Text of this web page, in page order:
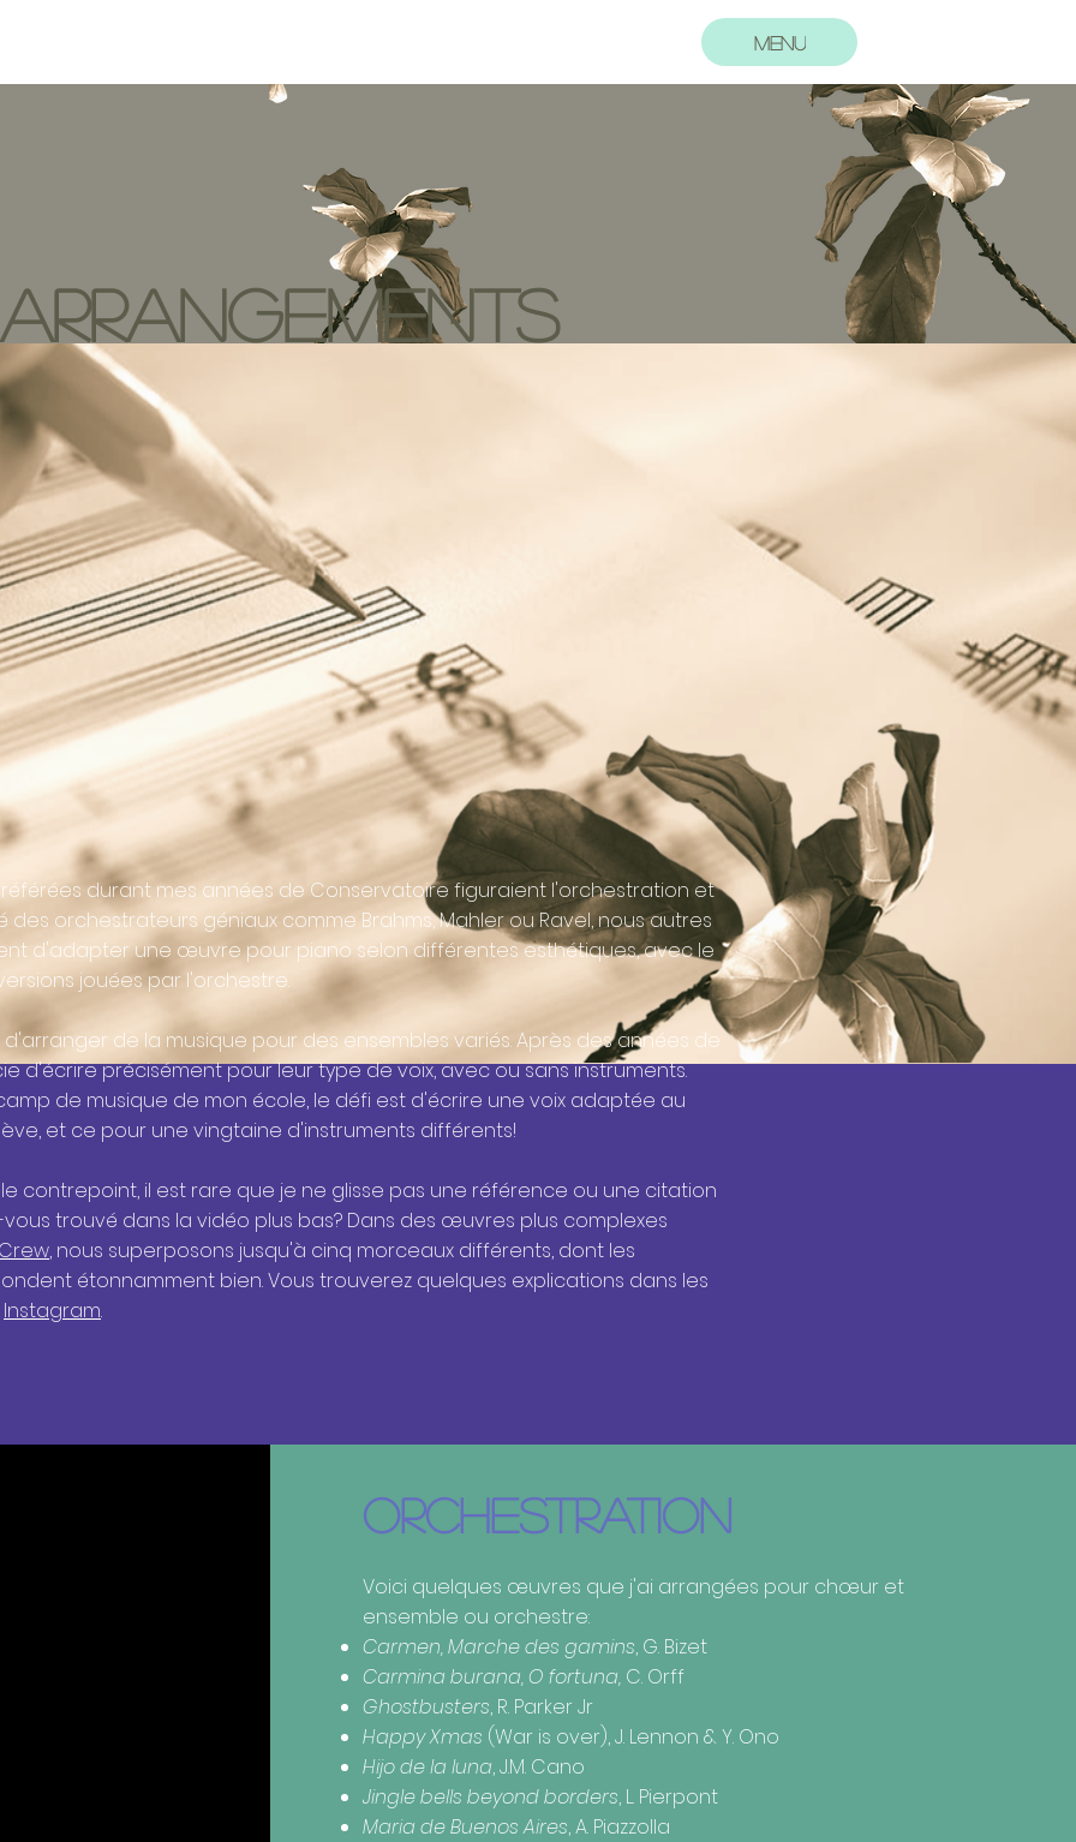
MENU
ARRANGEMENTS
durant mes années de Conservatoire figuraient l'orchestration et
orchestrateurs géniaux comme Brahms, Mahler ou Ravel, nous autres
d'adapter une œuvre pour piano selon différentes esthétiques, avec le
jouées par l'orchestre.
de la musique pour des ensembles variés. Après des années de
d'écrire précisément pour leur type de voix, avec ou sans instruments.
de musique de mon école, le défi est d'écrire une voix adaptée au
et ce pour une vingtaine d'instruments différents!
contrepoint, il est rare que je ne glisse pas une référence ou une citation
trouvé dans la vidéo plus bas? Dans des œuvres plus complexes
, nous superposons jusqu'à cinq morceaux différents, dont les
étonnamment bien. Vous trouverez quelques explications dans les
Instagram.
ORCHESTRATION
Voici quelques œuvres que j'ai arrangées pour chœur et
ensemble ou orchestre:
Carmen, Marche des gamins, G. Bizet
Carmina burana, O fortuna, C. Orff
Ghostbusters, R. Parker Jr
Happy Xmas (War is over), J. Lennon & Y. Ono
Hijo de la luna, J.M. Cano
Jingle bells beyond borders, L. Pierpont
Maria de Buenos Aires, A. Piazzolla